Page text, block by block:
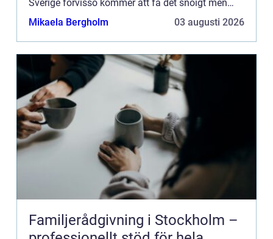
Sverige förvisso kommer att få det snöigt men
samtidigt ha n&ar...
Mikaela Bergholm 03 augusti 2026
Familjerådgivning i Stockholm –